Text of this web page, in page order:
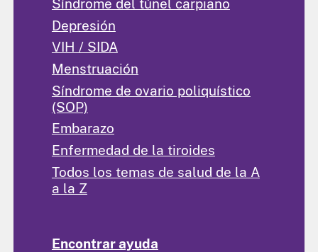
Síndrome del túnel carpiano
Depresión
VIH / SIDA
Menstruación
Síndrome de ovario poliquístico
(SOP)
Embarazo
Enfermedad de la tiroides
Todos los temas de salud de la A
a la Z
Encontrar ayuda